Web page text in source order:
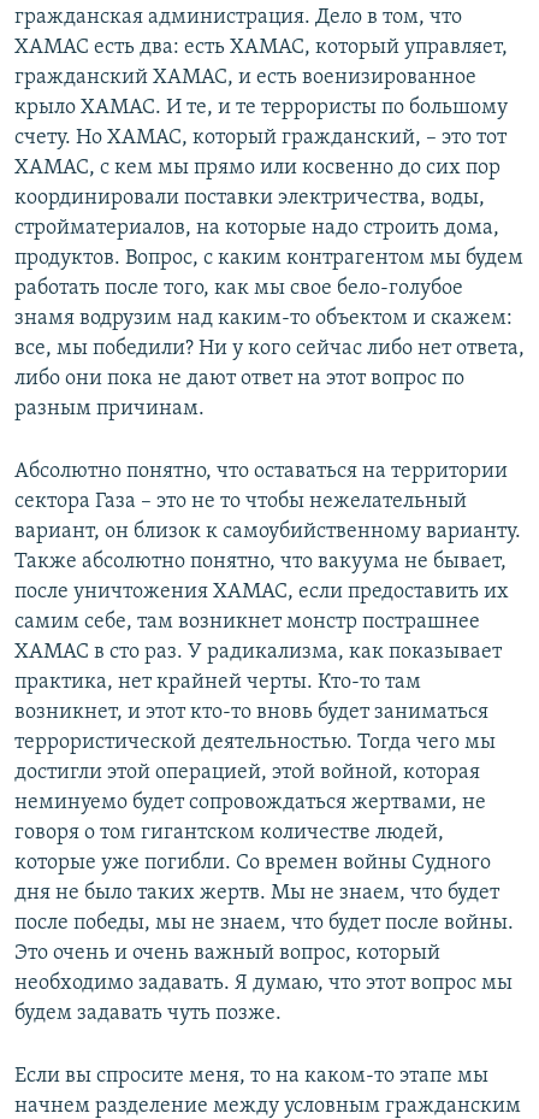
гражданская администрация. Дело в том, что
ХАМАС есть два: есть ХАМАС, который управляет,
гражданский ХАМАС, и есть военизированное
крыло ХАМАС. И те, и те террористы по большому
счету. Но ХАМАС, который гражданский, – это тот
ХАМАС, с кем мы прямо или косвенно до сих пор
координировали поставки электричества, воды,
стройматериалов, на которые надо строить дома,
продуктов. Вопрос, с каким контрагентом мы будем
работать после того, как мы свое бело-голубое
знамя водрузим над каким-то объектом и скажем:
все, мы победили? Ни у кого сейчас либо нет ответа,
либо они пока не дают ответ на этот вопрос по
разным причинам.
Абсолютно понятно, что оставаться на территории
сектора Газа – это не то чтобы нежелательный
вариант, он близок к самоубийственному варианту.
Также абсолютно понятно, что вакуума не бывает,
после уничтожения ХАМАС, если предоставить их
самим себе, там возникнет монстр пострашнее
ХАМАС в сто раз. У радикализма, как показывает
практика, нет крайней черты. Кто-то там
возникнет, и этот кто-то вновь будет заниматься
террористической деятельностью. Тогда чего мы
достигли этой операцией, этой войной, которая
неминуемо будет сопровождаться жертвами, не
говоря о том гигантском количестве людей,
которые уже погибли. Со времен войны Судного
дня не было таких жертв. Мы не знаем, что будет
после победы, мы не знаем, что будет после войны.
Это очень и очень важный вопрос, который
необходимо задавать. Я думаю, что этот вопрос мы
будем задавать чуть позже.
Если вы спросите меня, то на каком-то этапе мы
начнем разделение между условным гражданским